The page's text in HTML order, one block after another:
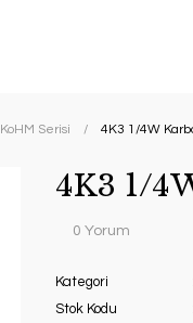
KoHM Serisi 4K3 1/4W
4K3 1/
0 Yorum
Kategori
Stok Kodu